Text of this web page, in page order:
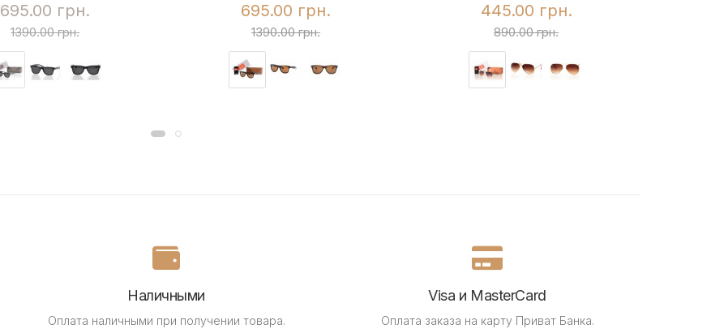
695.00 грн.
1390.00 грн.
695.00 грн.
1390.00 грн.
445.00 грн.
890.00 грн.
Наличными
Оплата наличными при получении товара.
Visa и MasterCard
Оплата заказа на карту Приват Банка.